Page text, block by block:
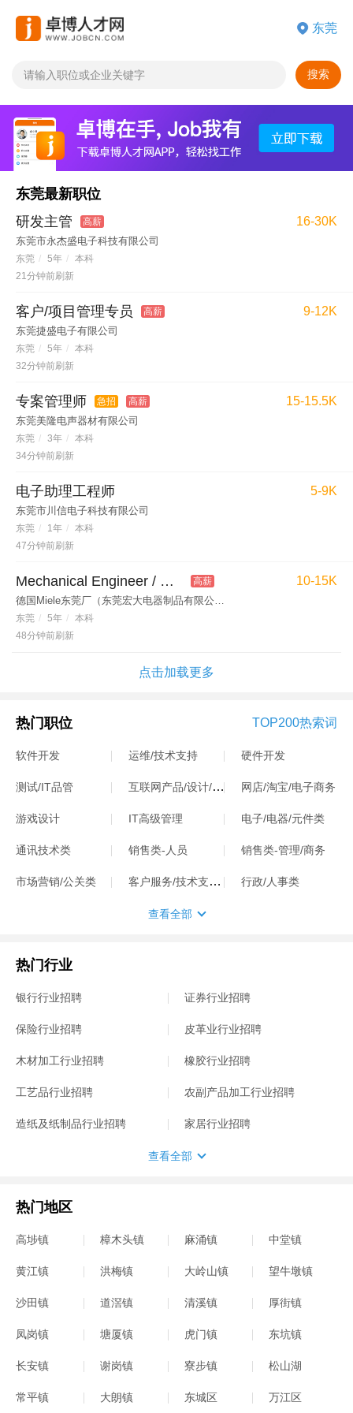
搜索
东莞最新职位
研发主管
高薪
东莞市永杰盛电子科技有限公司
东莞 / 5年 / 本科
21分钟前刷新
16-30K
客户/项目管理专员 高薪
东莞捷盛电子有限公司
东莞 / 5年 / 本科
32分钟前刷新
9-12K
专案管理师 急招 高薪
东莞美隆电声器材有限公司
东莞 / 3年 / 本科
34分钟前刷新
15-15.5K
电子助理工程师
东莞市川信电子科技有限公司
东莞 / 1年 / 本科
47分钟前刷新
5-9K
Mechanical Engineer / 结构工程师 高薪
东莞 / 5年 / 本科
48分钟前刷新
10-15K
点击加载更多
热门职位 TOP200热索词
软件开发 运维/技术支持 硬件开发
测试/IT品管 互联网产品/设计/运营 网店/淘宝/电子商务
游戏设计 IT高级管理 电子/电器/元件类
通讯技术类 销售类-人员 销售类-管理/商务
市场营销/公关类 客户服务/技术支持类 行政/人事类
查看全部
热门行业
银行行业招聘 证券行业招聘
保险行业招聘 皮革业行业招聘
木材加工行业招聘 橡胶行业招聘
工艺品行业招聘 农副产品加工行业招聘
造纸及纸制品行业招聘 家居行业招聘
查看全部
热门地区
高埗镇 樟木头镇 麻涌镇 中堂镇
黄江镇 洪梅镇 大岭山镇 望牛墩镇
沙田镇 道滘镇 清溪镇 厚街镇
凤岗镇 塘厦镇 虎门镇 东坑镇
长安镇 谢岗镇 寮步镇 松山湖
常平镇 大朗镇 东城区 万江区